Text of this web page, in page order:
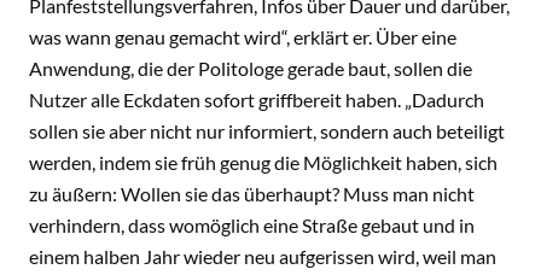
Planfeststellungsverfahren, Infos über Dauer und darüber,
was wann genau gemacht wird“, erklärt er. Über eine
Anwendung, die der Politologe gerade baut, sollen die
Nutzer alle Eckdaten sofort griffbereit haben. „Dadurch
sollen sie aber nicht nur informiert, sondern auch beteiligt
werden, indem sie früh genug die Möglichkeit haben, sich
zu äußern: Wollen sie das überhaupt? Muss man nicht
verhindern, dass womöglich eine Straße gebaut und in
einem halben Jahr wieder neu aufgerissen wird, weil man